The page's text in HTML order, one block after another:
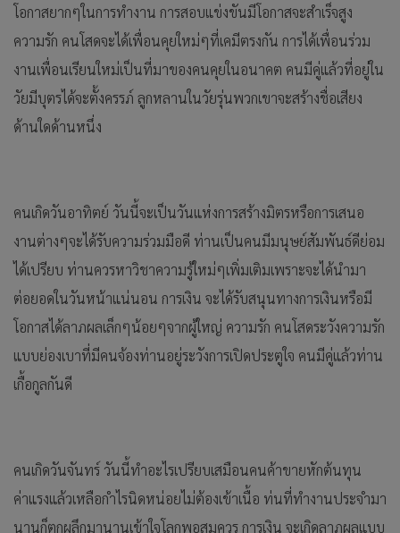
โอกาสยากๆในการทำงาน การสอบแข่งขันมีโอกาสจะสำเร็จสูง
ความรัก คนโสดจะได้เพื่อนคุยใหม่ๆที่เคมีตรงกัน การได้เพื่อนร่วม
งานเพื่อนเรียนใหม่เป็นที่มาของคนคุยในอนาคต คนมีคู่แล้วที่อยู่ใน
วัยมีบุตรได้จะตั้งครรภ์ ลูกหลานในวัยรุ่นพวกเขาจะสร้างชื่อเสียง
ด้านใดด้านหนึ่ง
คนเกิดวันอาทิตย์ วันนี้จะเป็นวันแห่งการสร้างมิตรหรือการเสนอ
งานต่างๆจะได้รับความร่วมมือดี ท่านเป็นคนมีมนุษย์สัมพันธ์ดีย่อม
ได้เปรียบ ท่านควรหาวิชาความรู้ใหม่ๆเพิ่มเติมเพราะจะได้นำมา
ต่อยอดในวันหน้าแน่นอน การเงิน จะได้รับสนุนทางการเงินหรือมี
โอกาสได้ลาภผลเล็กๆน้อยๆจากผู้ใหญ่ ความรัก คนโสดระวังความรัก
แบบย่องเบาที่มีคนจ้องท่านอยู่ระวังการเปิดประตูใจ คนมีคู่แล้วท่าน
เกื้อกูลกันดี
คนเกิดวันจันทร์ วันนี้ทำอะไรเปรียบเสมือนคนค้าขายหักต้นทุน
ค่าแรงแล้วเหลือกำไรนิดหน่อยไม่ต้องเข้าเนื้อ ท่นที่ทำงานประจำมา
นานก็ตกผลึกมานานเข้าใจโลกพอสมควร การเงิน จะเกิดลาภผลแบบ